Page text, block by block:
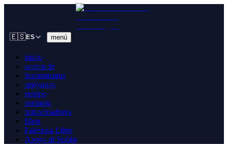
🇪🇸ES menú
inicio
acerca de
herramientas
apóyanos
equipo
contacto
patrocinadores
Blog
Palestina Libre
Apoya al Sudán